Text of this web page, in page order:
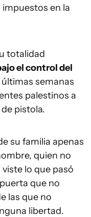
en la
totalidad
el control del
semanas
palestinos a
pistola.
su familia apenas
quien no
lo que pasó
que no
las que no
libertad.